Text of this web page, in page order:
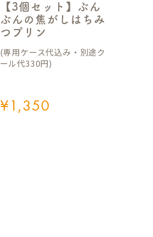
【3個セット】ぶん
ぶんの焦がしはちみ
つプリン
¥1,350
(専用ケース代込み・別途ク
ール代330円)